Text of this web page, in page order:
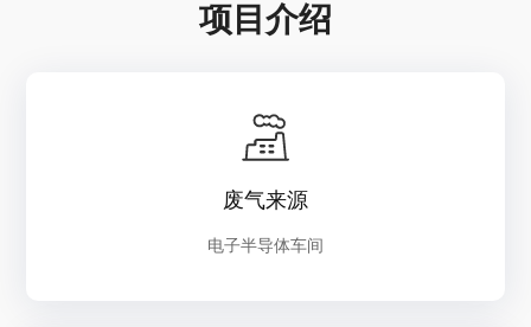
项目介绍
废气来源
电子半导体车间